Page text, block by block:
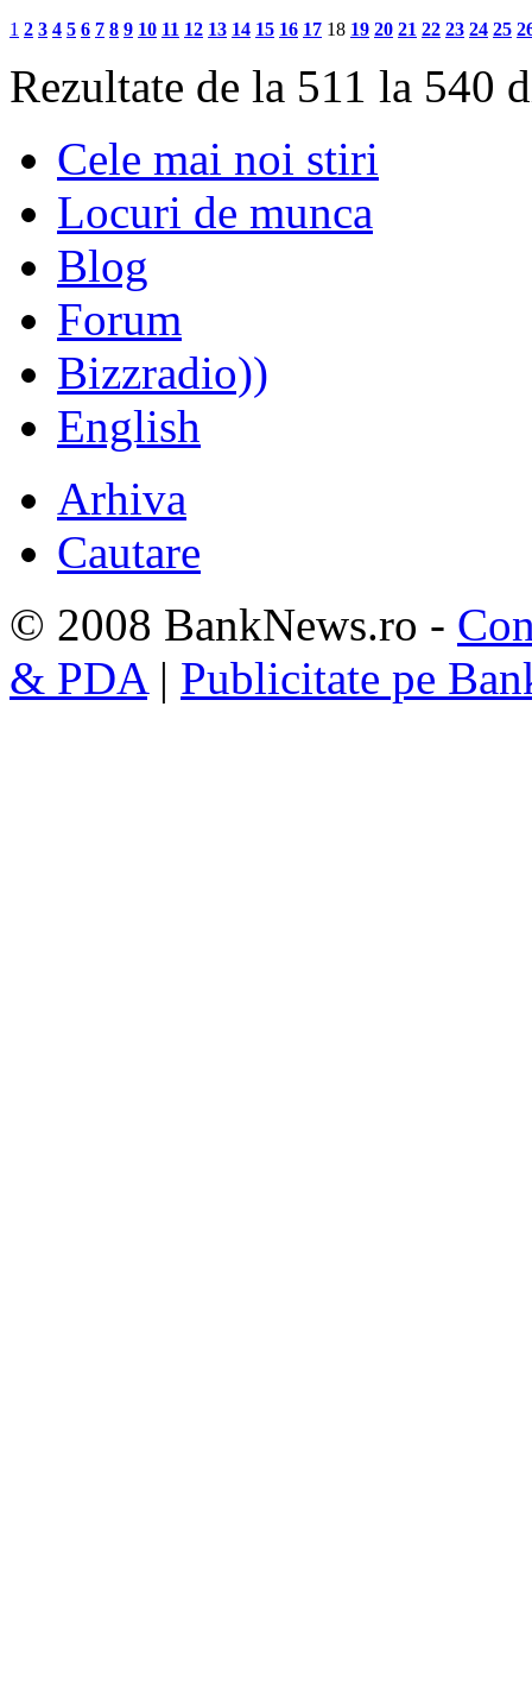
1 2 3 4 5 6 7 8 9 10 11 12 13 14 15 16 17 18 19 20 21 22 23 24 25
Rezultate de la 511 la 540
Cele mai noi stiri
Locuri de munca
Blog
Forum
Bizzradio))
English
Arhiva
Cautare
© 2008 BankNews.ro -
& PDA| Publicitate pe